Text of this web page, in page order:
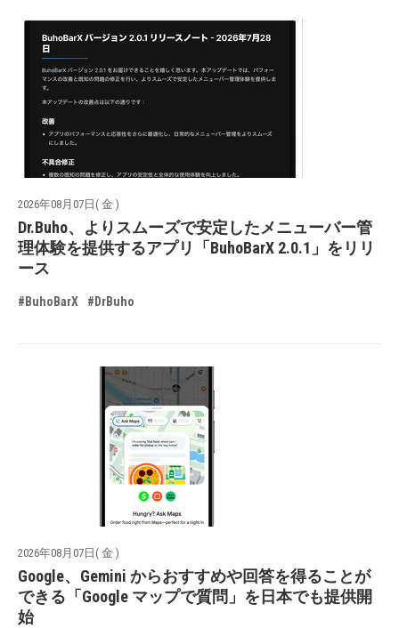
2026年08月07日( 金 )
Dr.Buho、よりスムーズで安定したメニューバー管
理体験を提供するアプリ「BuhoBarX 2.0.1」をリリ
ース
#BuhoBarX #DrBuho
2026年08月07日( 金 )
Google、Gemini からおすすめや回答を得ることが
できる「Google マップで質問」を日本でも提供開
始